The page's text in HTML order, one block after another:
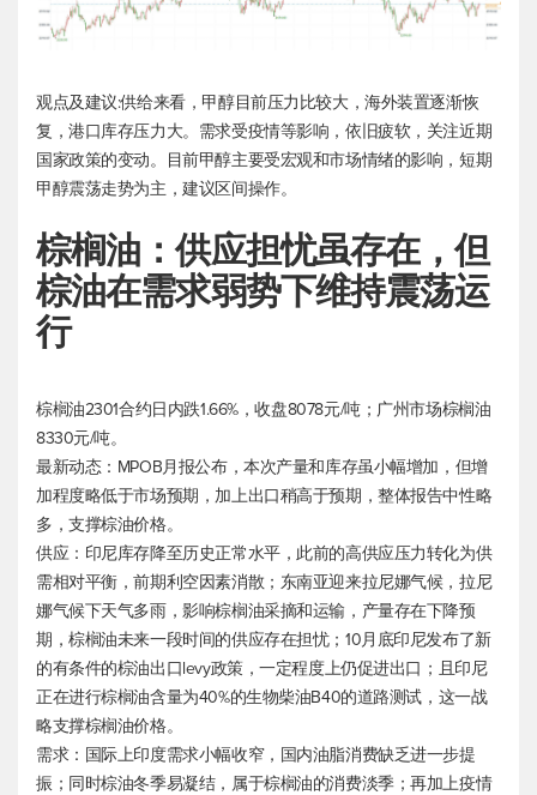
观点及建议:供给来看，甲醇目前压力比较大，海外装置逐渐恢
复，港口库存压力大。需求受疫情等影响，依旧疲软，关注近期
国家政策的变动。目前甲醇主要受宏观和市场情绪的影响，短期
甲醇震荡走势为主，建议区间操作。
棕榈油：供应担忧虽存在，但
棕油在需求弱势下维持震荡运
行
棕榈油2301合约日内跌1.66%，收盘8078元/吨；广州市场棕榈油
8330元/吨。
最新动态：MPOB月报公布，本次产量和库存虽小幅增加，但增
加程度略低于市场预期，加上出口稍高于预期，整体报告中性略
多，支撑棕油价格。
供应：印尼库存降至历史正常水平，此前的高供应压力转化为供
需相对平衡，前期利空因素消散；东南亚迎来拉尼娜气候，拉尼
娜气候下天气多雨，影响棕榈油采摘和运输，产量存在下降预
期，棕榈油未来一段时间的供应存在担忧；10月底印尼发布了新
的有条件的棕油出口levy政策，一定程度上仍促进出口；且印尼
正在进行棕榈油含量为40%的生物柴油B40的道路测试，这一战
略支撑棕榈油价格。
需求：国际上印度需求小幅收窄，国内油脂消费缺乏进一步提
振；同时棕油冬季易凝结，属于棕榈油的消费淡季；再加上疫情